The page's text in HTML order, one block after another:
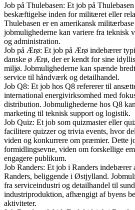
Job på Thulebasen: Et job på
beskæftigelse inden for militæret eller
Thulebasen er en amerikansk
jobmulighederne kan variere fra teknisk
og administration.
Job på Ærø: Et job på Ærø indebærer
danske ø Ærø, der er kendt for sine
miljø. Jobmulighederne kan spænde
service til håndværk og detailhandel.
Job Q8: Et job hos Q8 refererer til
international energivirksomhed med
distribution. Jobmulighederne hos Q8
marketing til teknisk support og logistik.
Job Quiz: Et job som quizmaster eller
facilitere quizzer og trivia events, hvor
viden og konkurrere om præmier. Dette
formidlingsevne, viden om forskellige
engagere publikum.
Job Randers: Et job i Randers indebærer
Randers, beliggende i Østjylland.
fra serviceindustri og detailhandel til
industriproduktion, afhængigt af byens
aktiviteter.